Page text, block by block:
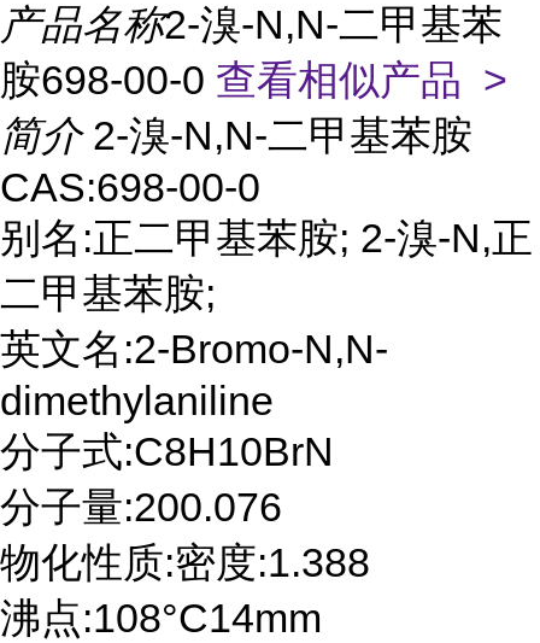
产品名称2-溴-N,N-二甲基苯
胺698-00-0 查看相似产品 >
简介 2-溴-N,N-二甲基苯胺
CAS:698-00-0
别名:正二甲基苯胺; 2-溴-N,正
二甲基苯胺;
英文名:2-Bromo-N,N-
dimethylaniline
分子式:C8H10BrN
分子量:200.076
物化性质:密度:1.388
沸点:108°C14mm